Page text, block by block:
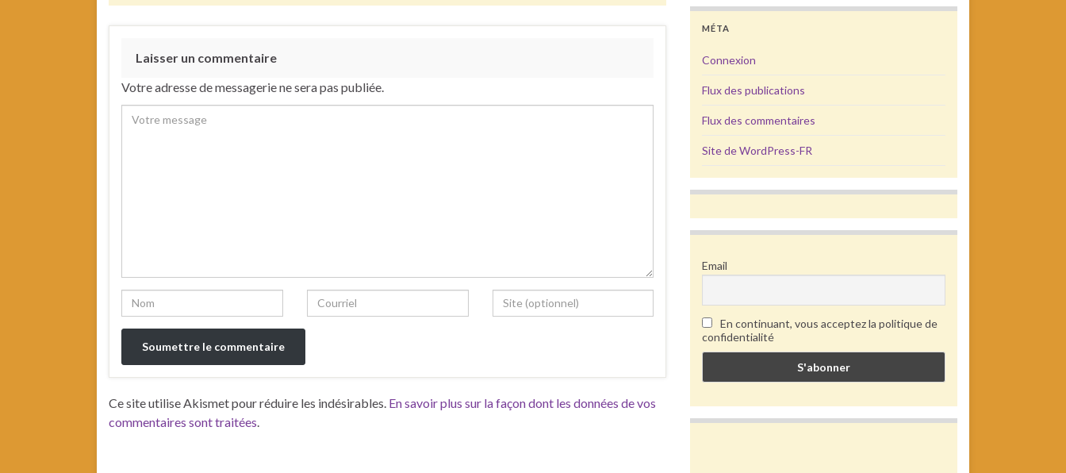
Laisser un commentaire
Votre adresse de messagerie ne sera pas publiée.
Ce site utilise Akismet pour réduire les indésirables. En savoir plus sur la façon dont les données de vos
commentaires sont traitées
MÉTA
Connexion
Flux des publications
Flux des commentaires
Site de WordPress-FR
Email
En continuant, vous acceptez la politique de
confidentialité